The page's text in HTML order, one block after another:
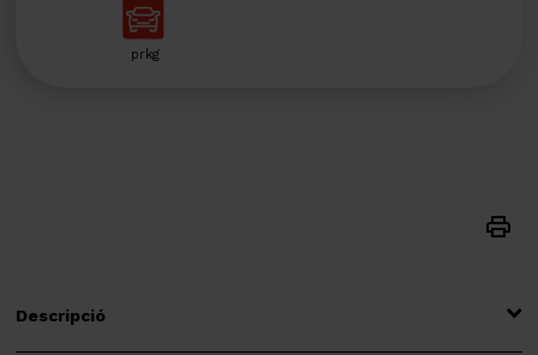
Descripció
prkg